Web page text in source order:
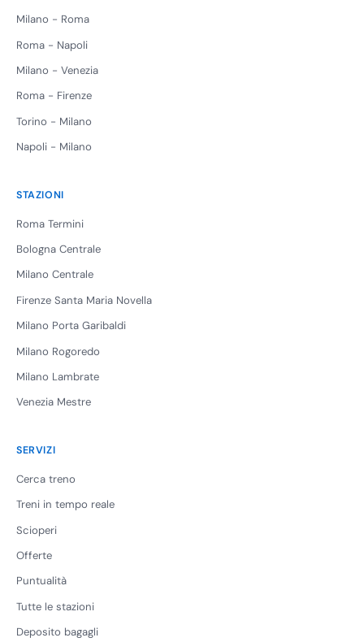
Milano - Roma
Roma - Napoli
Milano - Venezia
Roma - Firenze
Torino - Milano
Napoli - Milano
STAZIONI
Roma Termini
Bologna Centrale
Milano Centrale
Firenze Santa Maria Novella
Milano Porta Garibaldi
Milano Rogoredo
Milano Lambrate
Venezia Mestre
SERVIZI
Cerca treno
Treni in tempo reale
Scioperi
Offerte
Puntualità
Tutte le stazioni
Deposito bagagli